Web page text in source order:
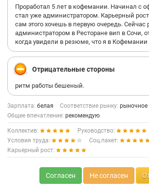
Проработал 5 лет в кофемании. Начинал с
стал уже администратором. Карьерный
сам этого хочешь в первую очередь. Сейчас
администратором в Ресторане вип в Сочи,
когда увидели в резюме, что я в Кофемании
Отрицательные стороны
ритм работы бешеный.
Зарплата: белая Соответствие рынку: рыночное
Общее впечатление: рекомендую
Коллектив:
Руководство:
Условия труда:
Соц.пакет:
Карьерный рост:
Согласен Не согласен